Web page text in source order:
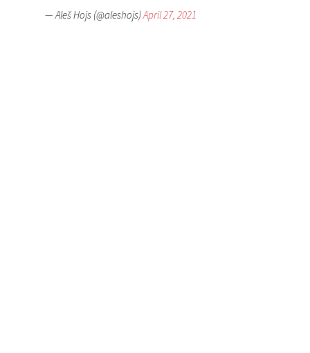
— Aleš Hojs (@aleshojs)April 27, 2021